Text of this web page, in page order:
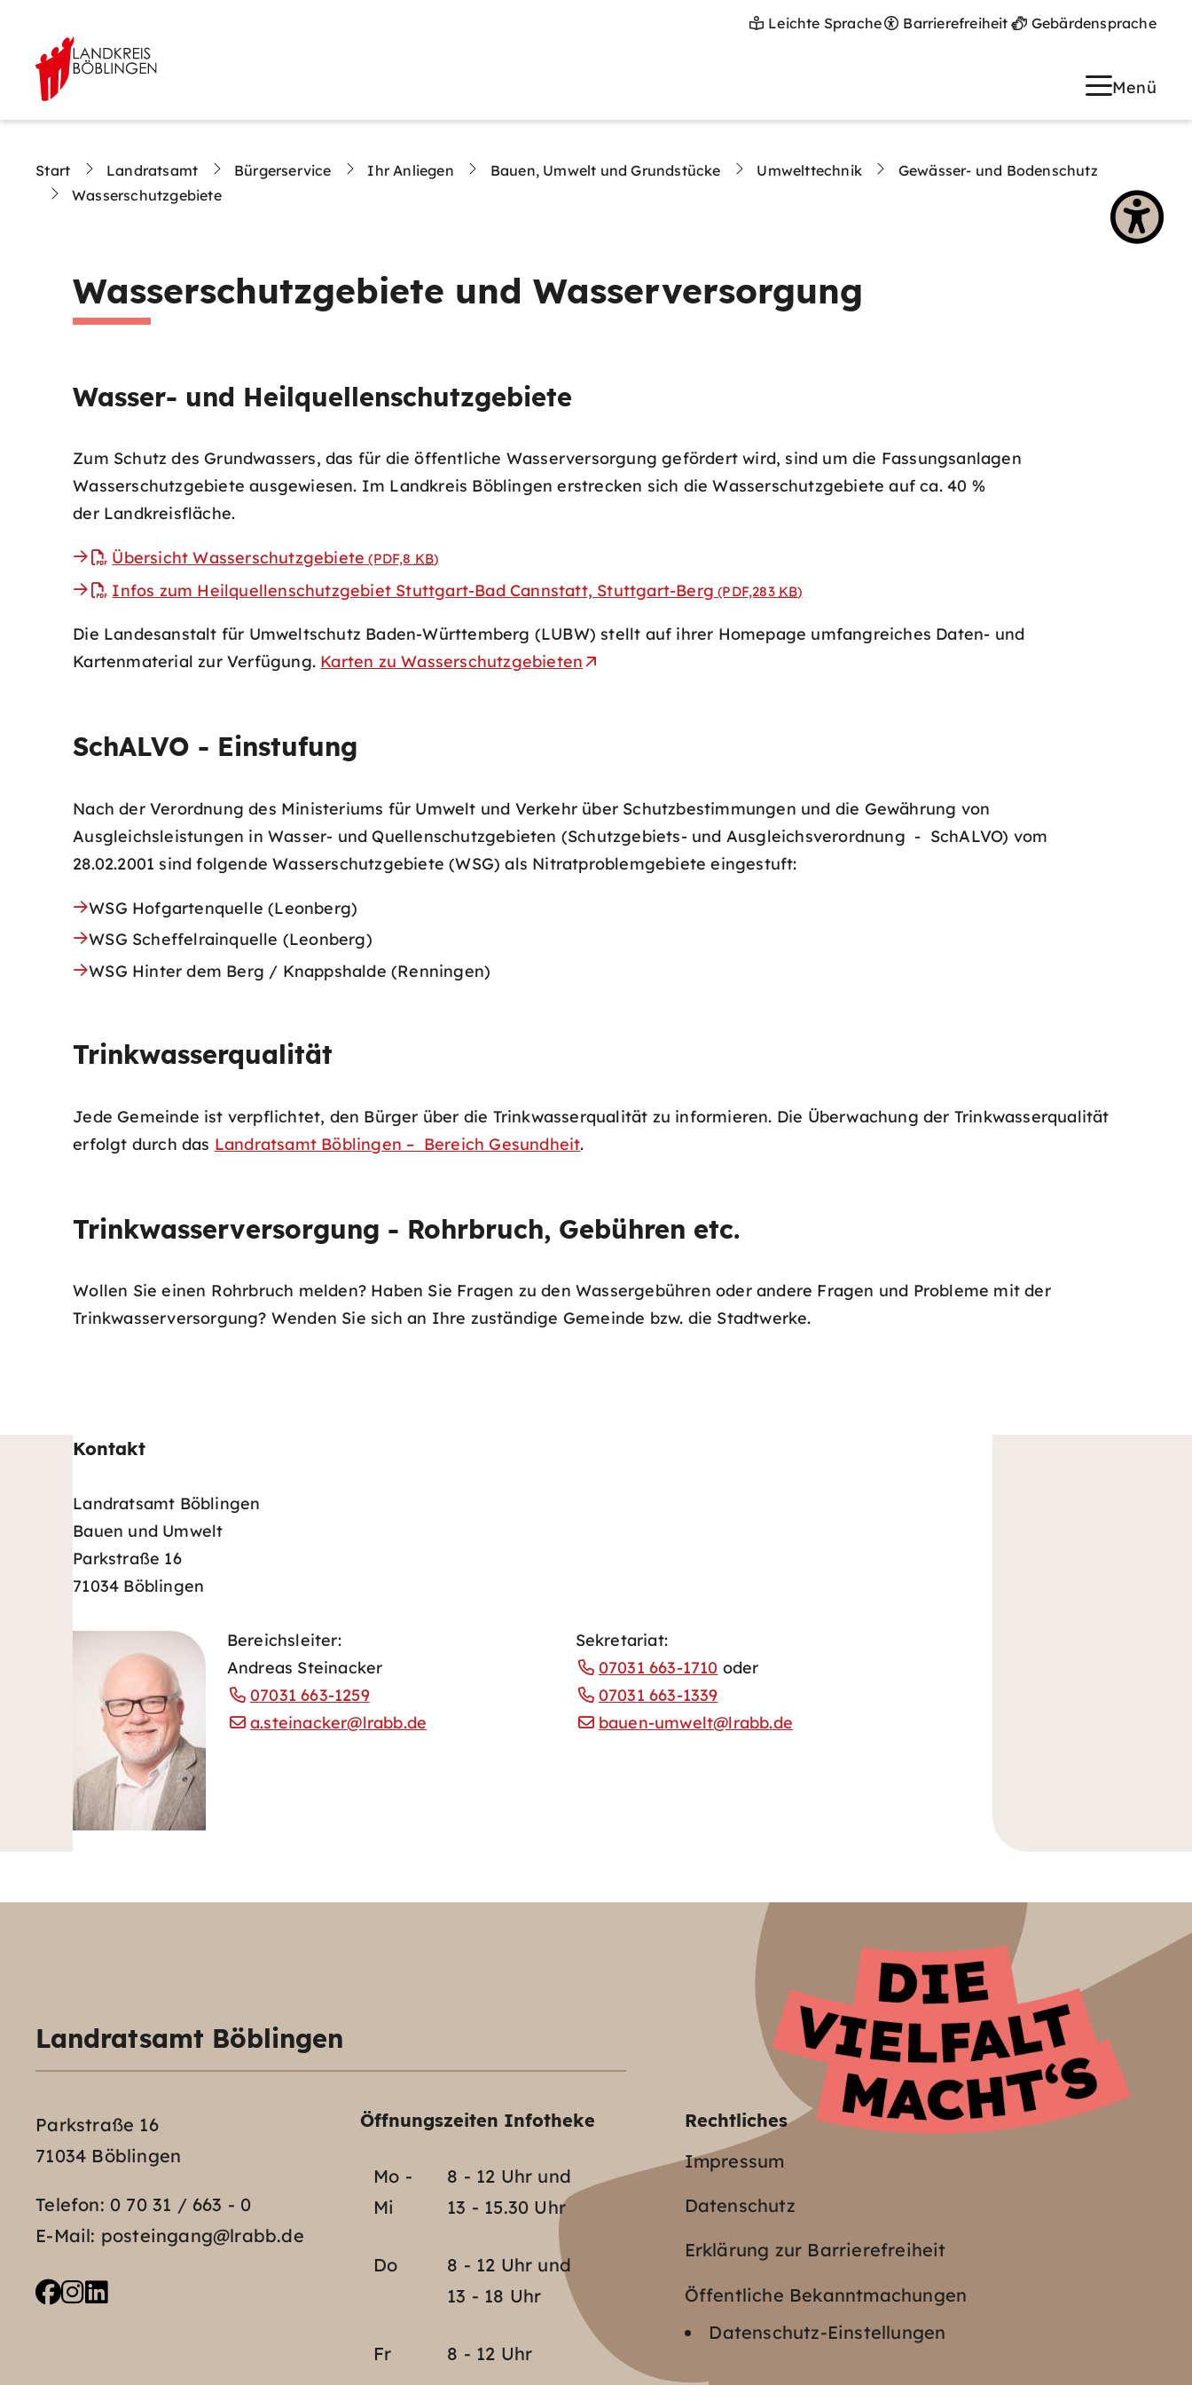
Leichte Sprache Barrierefreiheit Gebärdensprache
Menü
Start Landratsamt Bürgerservice Ihr Anliegen Bauen, Umwelt und Grundstücke Umwelttechnik
Gewässer- und Bodenschutz
Wasserschutzgebiete
Wasserschutzgebiete und Wasserversorgung
Wasser- und Heilquellenschutzgebiete
Zum Schutz des Grundwassers, das für die öffentliche Wasserversorgung gefördert wird, sind um die Fassungsanlagen
Wasserschutzgebiete ausgewiesen. Im Landkreis Böblingen erstrecken sich die Wasserschutzgebiete auf ca. 40 %
der Landkreisfläche.
Übersicht Wasserschutzgebiete (PDF,8 KB)
Infos zum Heilquellenschutzgebiet Stuttgart-Bad Cannstatt, Stuttgart-Berg (PDF,283 KB)
Die Landesanstalt für Umweltschutz Baden-Württemberg (LUBW) stellt auf ihrer Homepage umfangreiches Daten- und
Kartenmaterial zur Verfügung. Karten zu Wasserschutzgebieten
SchALVO - Einstufung
Nach der Verordnung des Ministeriums für Umwelt und Verkehr über Schutzbestimmungen und die Gewährung von
Ausgleichsleistungen in Wasser- und Quellenschutzgebieten (Schutzgebiets- und Ausgleichsverordnung - SchALVO) vom
28.02.2001 sind folgende Wasserschutzgebiete (WSG) als Nitratproblemgebiete eingestuft:
WSG Hofgartenquelle (Leonberg)
WSG Scheffelrainquelle (Leonberg)
WSG Hinter dem Berg / Knappshalde (Renningen)
Trinkwasserqualität
Jede Gemeinde ist verpflichtet, den Bürger über die Trinkwasserqualität zu informieren. Die Überwachung der Trinkwasserqualität
erfolgt durch das Landratsamt Böblingen – Bereich Gesundheit.
Trinkwasserversorgung - Rohrbruch, Gebühren etc.
Wollen Sie einen Rohrbruch melden? Haben Sie Fragen zu den Wassergebühren oder andere Fragen und Probleme mit der
Trinkwasserversorgung? Wenden Sie sich an Ihre zuständige Gemeinde bzw. die Stadtwerke.
Kontakt
Landratsamt Böblingen
Bauen und Umwelt
Parkstraße 16
71034 Böblingen
Bereichsleiter:
Andreas Steinacker
07031 663-1259
a.steinacker@lrabb.de
Sekretariat:
07031 663-1710 oder
07031 663-1339
bauen-umwelt@lrabb.de
Landratsamt Böblingen
Parkstraße 16
71034 Böblingen
Telefon: 0 70 31 / 663 - 0
E-Mail: posteingang@lrabb.de
Öffnungszeiten Infotheke
Mo -
Mi
8 - 12 Uhr und
13 - 15.30 Uhr
Do
8 - 12 Uhr und
13 - 18 Uhr
Fr 8 - 12 Uhr
Rechtliches
Impressum
Datenschutz
Erklärung zur Barrierefreiheit
Öffentliche Bekanntmachungen
Datenschutz-Einstellungen